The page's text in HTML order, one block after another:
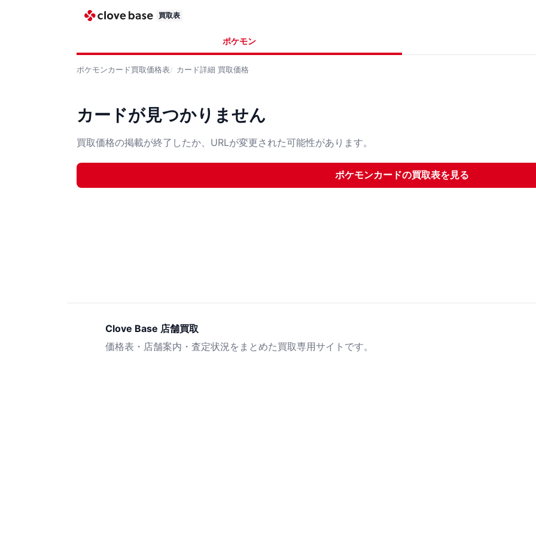
買取表
ポケモン
ポケモンカード買取価格表 カード詳細 買取価格
カードが見つかりません
買取価格の掲載が終了したか、URLが変更された可能性があります。
ポケモンカードの買取表を見る
Clove Base 店舗買取
価格表・店舗案内・査定状況をまとめた買取専用サイトです。